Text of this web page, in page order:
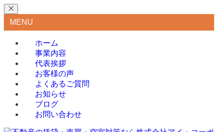
MENU
ホーム
事業内容
代表挨拶
お客様の声
よくあるご質問
お知らせ
ブログ
お問い合わせ